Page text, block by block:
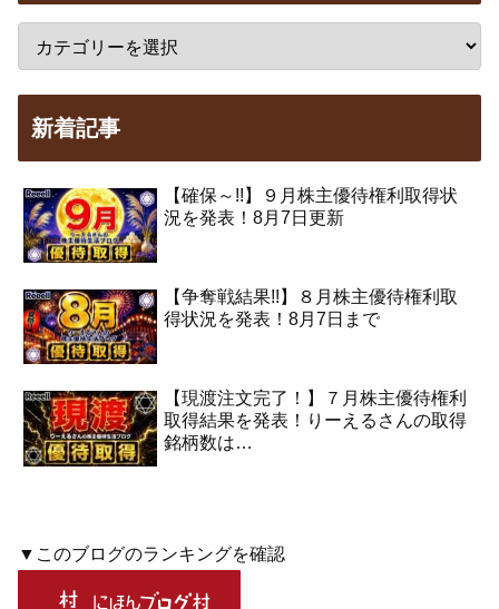
新着記事
【確保～!!】９月株主優待権利取得状
況を発表！8月7日更新
【争奪戦結果!!】８月株主優待権利取
得状況を発表！8月7日まで
【現渡注文完了！】７月株主優待権利
取得結果を発表！りーえるさんの取得
銘柄数は…
▼このブログのランキングを確認